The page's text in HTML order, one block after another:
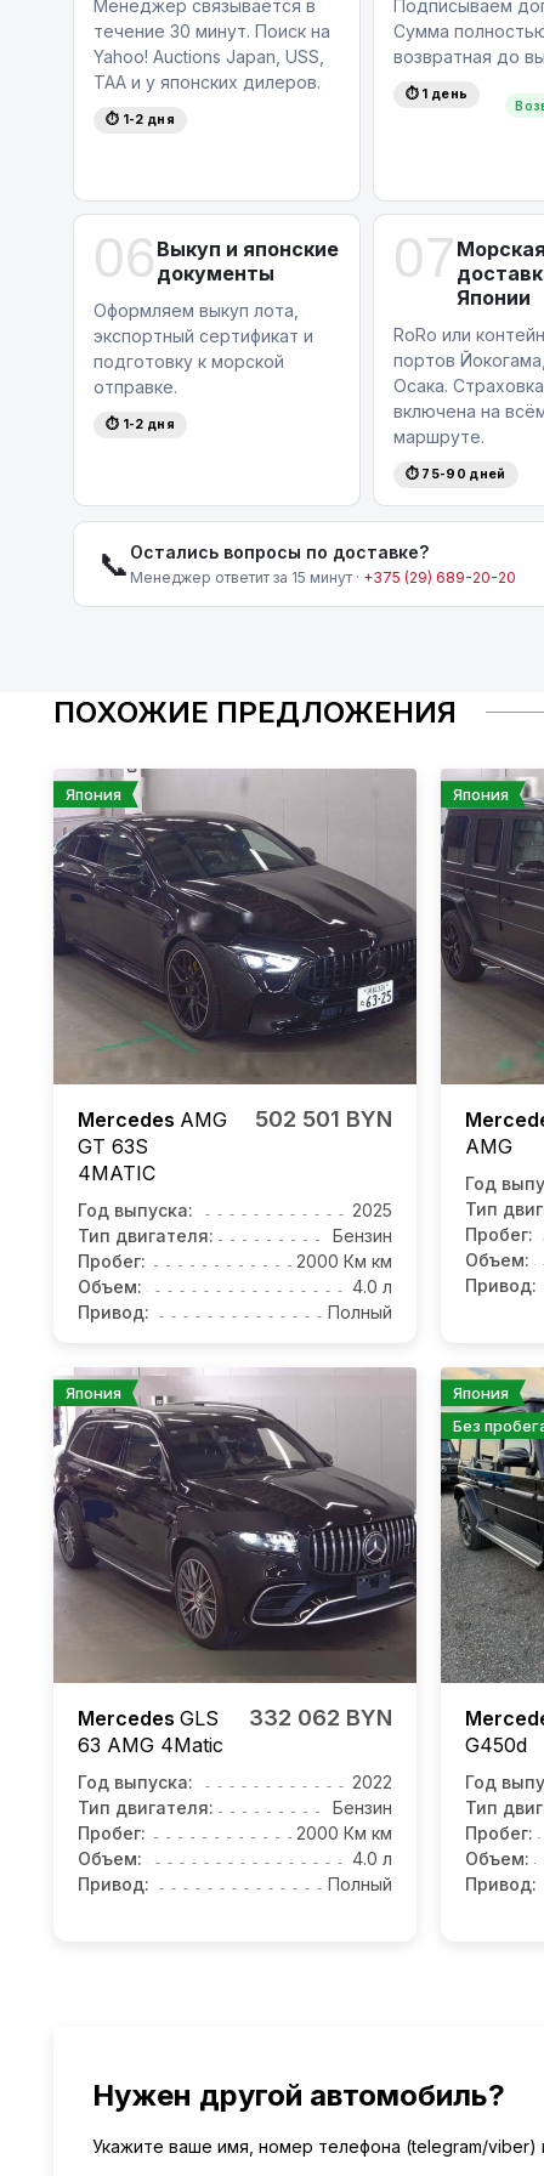
Менеджер связывается в
течение 30 минут. Поиск на
Yahoo! Auctions Japan, USS,
TAA и у японских дилеров.
⏱ 1-2 дня
Подписываем
Сумма
возвратная до
⏱ 1 день
06 Выкуп и японские
документы
Оформляем выкуп лота,
экспортный сертификат и
подготовку к морской
отправке.
⏱ 1-2 дня
07 Морская
Японии
RoRo или
портов
Осака.
включена на
маршруте.
⏱ 75-90 дней
📞 Остались вопросы по доставке?
Менеджер ответит за 15 минут · +375 (29) 689-20-20
ПОХОЖИЕ ПРЕДЛОЖЕНИЯ
Япония
Mercedes AMG
GT 63S
4MATIC
502 501 BYN
Год выпуска:
2025
Тип двигателя:
Бензин
Пробег:
2000 Км км
Объем:
4.0 л
Привод:
Полный
Япония
AMG
Год
Тип
Пробег:
Объем:
Привод:
Япония
Mercedes GLS
63 AMG 4Matic
332 062 BYN
Год выпуска:
2022
Тип двигателя:
Бензин
Пробег:
2000 Км км
Объем:
4.0 л
Привод:
Полный
Япония
Без
G450d
Год
Тип
Пробег:
Объем:
Привод:
Нужен другой автомобиль?
Укажите ваше имя, номер телефона (telegram/